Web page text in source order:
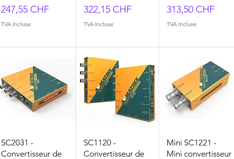
Prix
247,55 CHF
TVA Incluse
Prix
322,15 CHF
TVA Incluse
Prix
313,50 CHF
TVA Incluse
SC2031 -
Convertisseur de
SC1120 -
Convertisseur de
Mini SC1221 -
Mini convertisseur